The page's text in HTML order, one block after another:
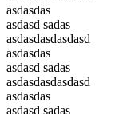
asdasdas
asdasd sadas
asdasdasdasdasd
asdasdas
asdasd sadas
asdasdasdasdasd
asdasdas
asdasd sadas